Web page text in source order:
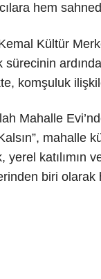
hem
Kültür
sürecinin
komşuluk
Mahalle
mahalle
yerel katılımın
biri olarak